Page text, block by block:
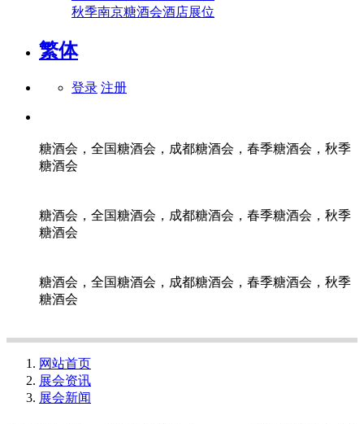
秋季南京糖酒会酒店展位
繁体
登录 注册
糖酒会，全国糖酒会，成都糖酒会，春季糖酒会，秋季
糖酒会
糖酒会，全国糖酒会，成都糖酒会，春季糖酒会，秋季
糖酒会
糖酒会，全国糖酒会，成都糖酒会，春季糖酒会，秋季
糖酒会
网站首页
展会资讯
展会新闻